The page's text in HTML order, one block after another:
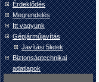
Érdeklődés
Megrendelés
Itt vagyunk
Gépjárműjavítás
Javítási 5letek
Biztonságtechnikai
adatlapok